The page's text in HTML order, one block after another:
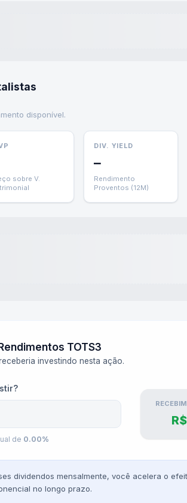
disponível.
sobre V.
DIV. YIELD
—
Rendimento
Proventos (12M)
TOTS3
investindo nesta ação.
de 0.00%
dividendos mensalmente, você acelera o
no longo prazo.